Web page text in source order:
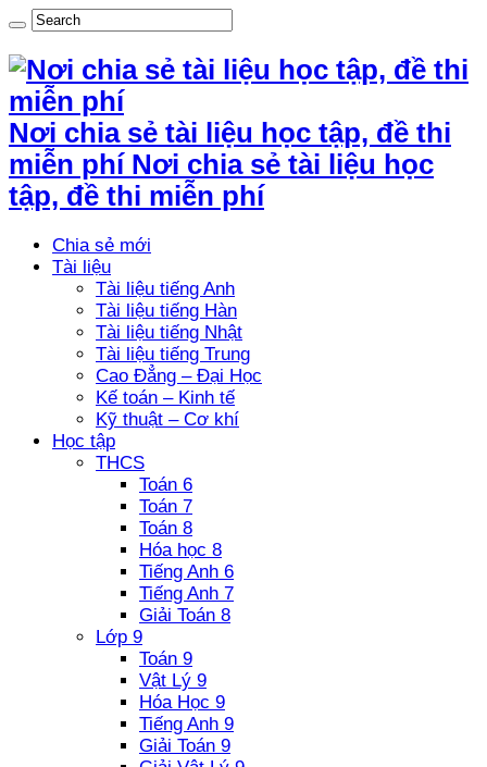
Nơi chia sẻ tài liệu học tập, đề thi
miễn phí Nơi chia sẻ tài liệu học
tập, đề thi miễn phí
Chia sẻ mới
Tài liệu
Tài liệu tiếng Anh
Tài liệu tiếng Hàn
Tài liệu tiếng Nhật
Tài liệu tiếng Trung
Cao Đẳng – Đại Học
Kế toán – Kinh tế
Kỹ thuật – Cơ khí
Học tập
THCS
Toán 6
Toán 7
Toán 8
Hóa học 8
Tiếng Anh 6
Tiếng Anh 7
Giải Toán 8
Lớp 9
Toán 9
Vật Lý 9
Hóa Học 9
Tiếng Anh 9
Giải Toán 9